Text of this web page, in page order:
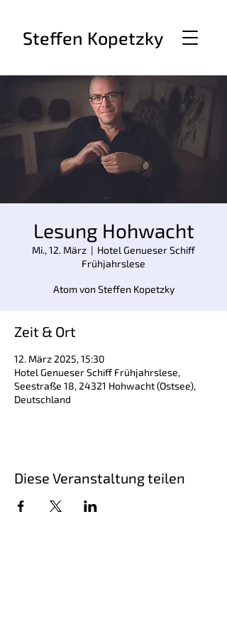
Steffen Kopetzky
Lesung Hohwacht
Mi., 12. März
  |
Hotel Genueser Schiff
Frühjahrslese
Atom von Steffen Kopetzky
Zeit & Ort
12. März 2025, 15:30
Hotel Genueser Schiff Frühjahrslese,
Seestraße 18, 24321 Hohwacht (Ostsee),
Deutschland
Diese Veranstaltung teilen